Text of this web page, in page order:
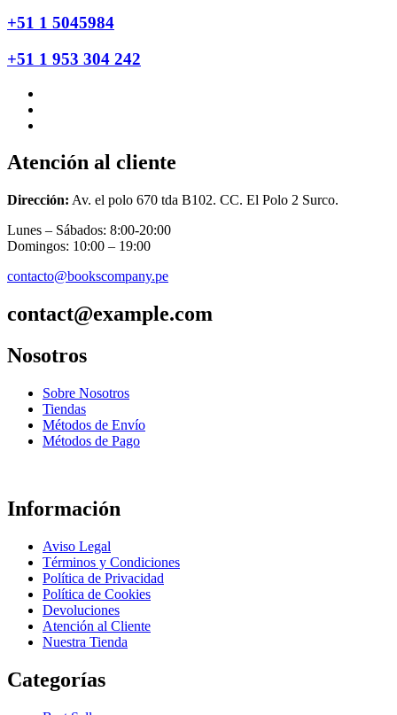
+51 1 5045984
+51 1 953 304 242
Atención al cliente
Dirección: Av. el polo 670 tda B102. CC. El Polo 2 Surco.
Lunes – Sábados: 8:00-20:00
Domingos: 10:00 – 19:00
contacto@bookscompany.pe
contact@example.com
Nosotros
Sobre Nosotros
Tiendas
Métodos de Envío
Métodos de Pago
Información
Aviso Legal
Términos y Condiciones
Política de Privacidad
Política de Cookies
Devoluciones
Atención al Cliente
Nuestra Tienda
Categorías